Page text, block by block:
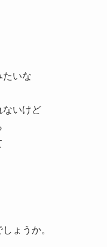
たいな
ないけど
ょうか。